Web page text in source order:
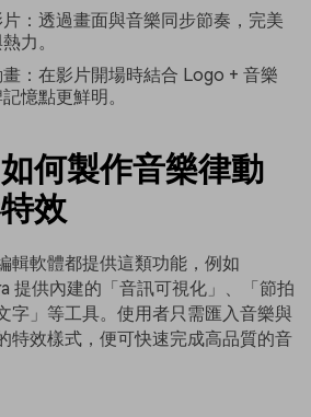
：透過畫面與音樂同步節奏，完美
力。
：在影片開場時結合 Logo + 音樂
憶點更鮮明。
何製作音樂律動
效
輯軟體都提供這類功能，例如
提供內建的「音訊可視化」、「節拍
字」等工具。使用者只需匯入音樂與
特效樣式，便可快速完成高品質的音